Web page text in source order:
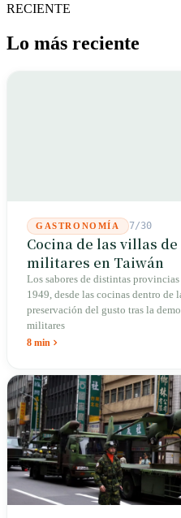
RECIENTE
Lo más reciente
GASTRONOMÍA 7/30
Cocina de las villas
militares en Taiwán
Los sabores de distintas
1949, desde las cocinas dentro de
preservación del gusto tras la
militares
8 min